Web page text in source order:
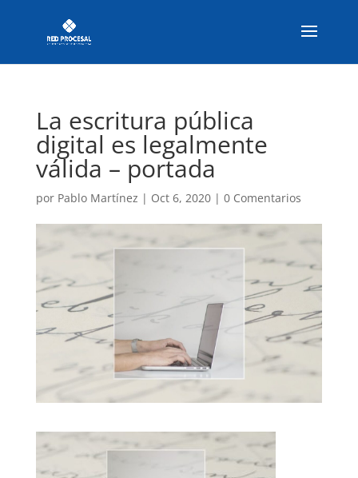
La escritura pública
digital es legalmente
válida – portada
por Pablo Martínez | Oct 6, 2020| 0 Comentarios